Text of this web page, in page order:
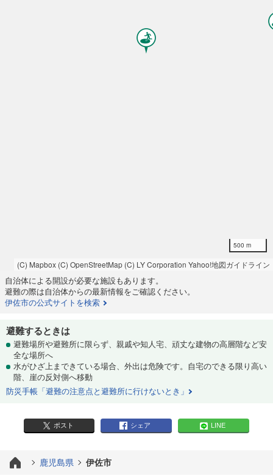
500 m
(C) Mapbox (C) OpenStreetMap (C) LY Corporation Yahoo!地図ガイドライン
自治体による開設が必要な施設もあります。
避難の際は自治体からの最新情報をご確認ください。
伊佐市の公式サイトを検索
避難するときは
避難場所や避難所に限らず、親戚や知人宅、頑丈な建物の高層階など安
全な場所へ
水がひざ上まできている場合、外出は危険です。自宅のできる限り高い
階、崖の反対側へ移動
防災手帳「避難の注意点と避難所に行けないとき」
ポスト シェア LINE
鹿児島県 伊佐市